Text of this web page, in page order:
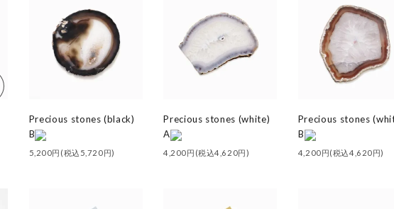
Precious stones (black)
B
5,200円(税込5,720円)
Precious stones (white)
A
4,200円(税込4,620円)
Precious stones
B
4,200円(税込4,620円)